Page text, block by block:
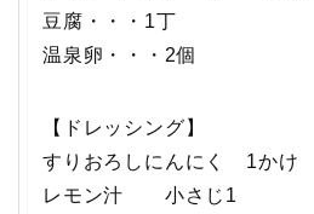
豆腐・・・1丁
温泉卵・・・2個
【ドレッシング】
すりおろしにんにく 1かけ
レモン汁 小さじ1